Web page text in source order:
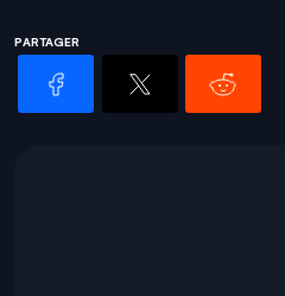
PARTAGER